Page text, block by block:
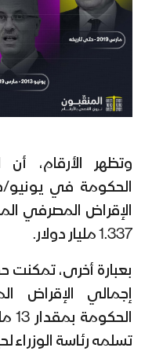
وتظهر الأرقام،
الإقراض المصرفي
1.337 مليار دولار.
بعبارة أخرى،
إجمالي الإقراض
تسلمه رئاسة الوزراء